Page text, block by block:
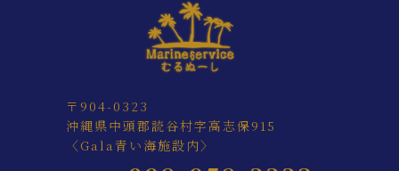
〒904-0323
沖縄県中頭郡読谷村字高志保915
〈Gala青い海施設内〉